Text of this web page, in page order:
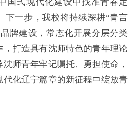
下一步，我校将持续深耕“青言
牌建设，常态化开展分层分类
，打造具有沈师特色的青年理论
师青年牢记嘱托、勇担使命，
代化辽宁篇章的新征程中绽放青